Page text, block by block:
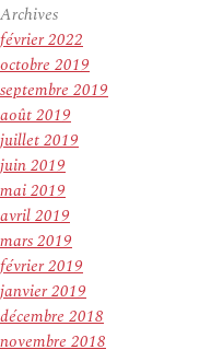
Archives
février 2022
octobre 2019
septembre 2019
août 2019
juillet 2019
juin 2019
mai 2019
avril 2019
mars 2019
février 2019
janvier 2019
décembre 2018
novembre 2018